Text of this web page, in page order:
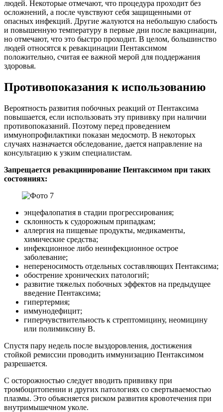
людей. Некоторые отмечают, что процедура проходит без
осложнений, а после чувствуют себя защищенными от
опасных инфекций. Другие жалуются на небольшую слабость
и повышенную температуру в первые дни после вакцинации,
но отмечают, что это быстро проходит. В целом, большинство
людей относятся к ревакцинации Пентаксимом
положительно, считая ее важной мерой для поддержания
здоровья.
Противопоказания к использованию
Вероятность развития побочных реакций от Пентаксима
повышается, если использовать эту прививку при наличии
противопоказаний. Поэтому перед проведением
иммунопрофилактики показан медосмотр. В некоторых
случаях назначается обследование, дается направление на
консультацию к узким специалистам.
Запрещается ревакцинирование Пентаксимом при таких
состояниях:
энцефалопатия в стадии прогрессирования;
склонность к судорожным припадкам;
аллергия на пищевые продукты, медикаменты,
химические средства;
инфекционное либо неинфекционное острое
заболевание;
непереносимость отдельных составляющих Пентаксима;
обострение хронических патологий;
развитие тяжелых побочных эффектов на предыдущее
введение Пентаксима;
гипертермия;
иммунодефицит;
гиперчувствительность к стрептомицину, неомицину
или полимиксину В.
Спустя пару недель после выздоровления, достижения
стойкой ремиссии проводить иммунизацию Пентаксимом
разрешается.
С осторожностью следует вводить прививку при
тромбоцитопении и других патологиях со свертываемостью
плазмы. Это объясняется риском развития кровотечения при
внутримышечном уколе.